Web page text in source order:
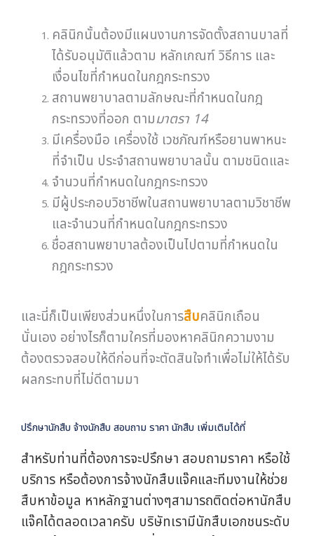
คลินิกนั้นต้องมีแผนงานการจัดตั้งสถานบาลที่
ได้รับอนุมัติแล้วตาม หลักเกณฑ์ วิธีการ และ
เงื่อนไขที่กำหนดในกฎกระทรวง
สถานพยาบาลตามลักษณะที่กำหนดในกฎ
กระทรวงที่ออก ตามมาตรา 14
มีเครื่องมือ เครื่องใช้ เวชภัณฑ์หรือยานพาหนะ
ที่จำเป็น ประจำสถานพยาบาลนั้น ตามชนิดและ
จำนวนที่กำหนดในกฎกระทรวง
มีผู้ประกอบวิชาชีพในสถานพยาบาลตามวิชาชีพ
และจำนวนที่กำหนดในกฎกระทรวง
ชื่อสถานพยาบาลต้องเป็นไปตามที่กำหนดใน
กฎกระทรวง
และนี่ก็เป็นเพียงส่วนหนึ่งในการสืบคลินิกเถือน
นั่นเอง อย่างไรก็ตามใครที่มองหาคลินิกความงาม
ต้องตรวจสอบให้ดีก่อนที่จะตัดสินใจทำเพื่อไม่ให้ได้รับ
ผลกระทบที่ไม่ดีตามมา
ปรึกษานักสืบ จ้างนักสืบ สอบถาม ราคา นักสืบ เพิ่มเติมได้ที่
สำหรับท่านที่ต้องการจะปรึกษา สอบถามราคา หรือใช้
บริการ หรือต้องการจ้างนักสืบแจ๊คและทีมงานให้ช่วย
สืบหาข้อมูล หาหลักฐานต่างๆสามารถติดต่อหานักสืบ
แจ๊คได้ตลอดเวลาครับ บริษัทเรามีนักสืบเอกชนระดับ